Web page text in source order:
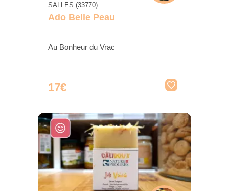
SALLES (33770)
Ado Belle Peau
Au Bonheur du Vrac
17€